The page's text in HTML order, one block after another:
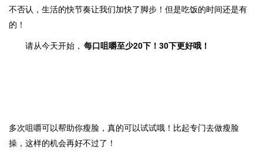
不否认，生活的快节奏让我们加快了脚步！但是吃饭的时间还是有
的！
请从今天开始， 每口咀嚼至少20下！30下更好哦！
多次咀嚼可以帮助你瘦脸，真的可以试试哦！比起专门去做瘦脸
操，这样的机会再好不过了！